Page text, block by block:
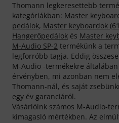
Thomann legkeresettebb
kategóriákban: Master
pedálok, Master keyboardok
Hangerőpedálok és Master
M-Audio SP-2 termékünk a
legforróbb tagja. Eddig
M-Audio -termékekre
érvényben, mi azonban nem
Thomann-nál, és saját
egy év garanciáról.
Vásárlóink számos M-Audio-
kimagasló mértékben. Az